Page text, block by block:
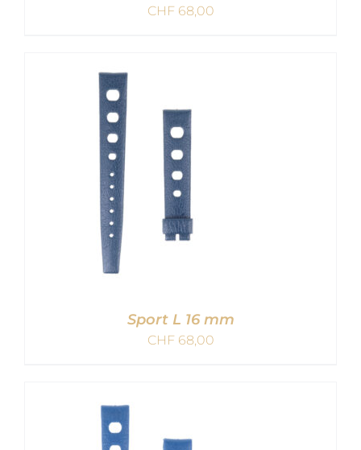
IN DEN WARENKORB
CHF68,00
IN DEN WARENKORB
Sport L 16 mm
CHF68,00